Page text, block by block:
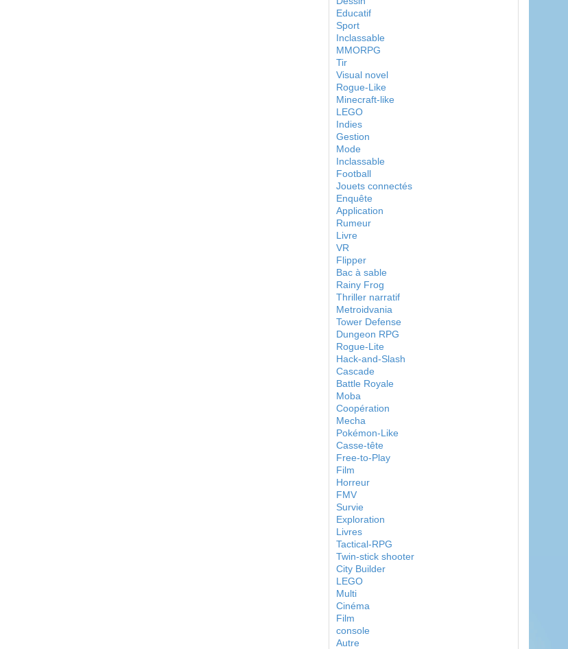
Educatif
Sport
Inclassable
MMORPG
Tir
Visual novel
Rogue-Like
Minecraft-like
LEGO
Indies
Gestion
Mode
Inclassable
Football
Jouets connectés
Enquête
Application
Rumeur
Livre
VR
Flipper
Bac à sable
Rainy Frog
Thriller narratif
Metroidvania
Tower Defense
Dungeon RPG
Rogue-Lite
Hack-and-Slash
Cascade
Battle Royale
Moba
Coopération
Mecha
Pokémon-Like
Casse-tête
Free-to-Play
Film
Horreur
FMV
Survie
Exploration
Livres
Tactical-RPG
Twin-stick shooter
City Builder
LEGO
Multi
Cinéma
Film
console
Autre